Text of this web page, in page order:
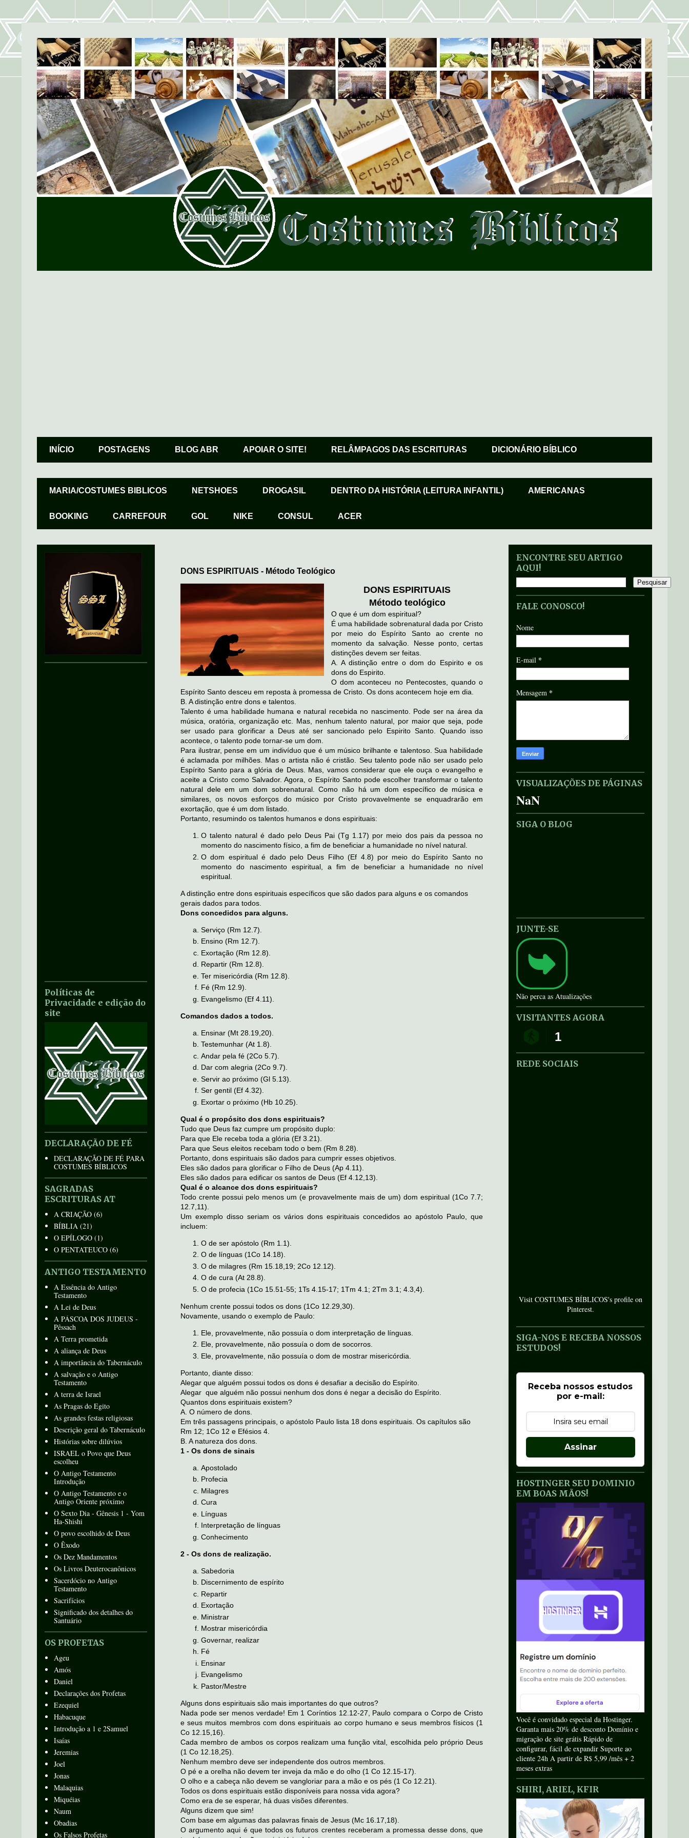
INÍCIO POSTAGENS BLOG ABR APOIAR O SITE! RELÂMPAGOS DAS ESCRITURAS DICIONÁRIO BÍBLICO
MARIA/COSTUMES BIBLICOS NETSHOES DROGASIL DENTRO DA HISTÓRIA (LEITURA INFANTIL) AMERICANAS
BOOKING CARREFOUR GOL NIKE CONSUL ACER
DONS ESPIRITUAIS - Método Teológico
DONS ESPIRITUAIS
Método teológico
O que é um dom espiritual?
É uma habilidade sobrenatural dada por Cristo
por meio do Espírito Santo ao crente no
momento da salvação. Nesse ponto, certas
distinções devem ser feitas.
A. A distinção entre o dom do Espirito e os
dons do Espirito.
O dom aconteceu no Pentecostes, quando o
Espírito Santo desceu em reposta à promessa de Cristo. Os dons acontecem hoje em dia.
B. A distinção entre dons e talentos.
Talento é uma habilidade humana e natural recebida no nascimento. Pode ser na área da
música, oratória, organização etc. Mas, nenhum talento natural, por maior que seja, pode
ser usado para glorificar a Deus até ser sancionado pelo Espirito Santo. Quando isso
acontece, o talento pode tornar-se um dom.
Para ilustrar, pense em um indivíduo que é um músico brilhante e talentoso. Sua habilidade
é aclamada por milhões. Mas o artista não é cristão. Seu talento pode não ser usado pelo
Espírito Santo para a glória de Deus. Mas, vamos considerar que ele ouça o evangelho e
aceite a Cristo como Salvador. Agora, o Espírito Santo pode escolher transformar o talento
natural dele em um dom sobrenatural. Como não há um dom específico de música e
similares, os novos esforços do músico por Cristo provavelmente se enquadrarão em
exortação, que é um dom listado.
Portanto, resumindo os talentos humanos e dons espirituais:
O talento natural é dado pelo Deus Pai (Tg 1.17) por meio dos pais da pessoa no
momento do nascimento físico, a fim de beneficiar a humanidade no nível natural.
O dom espiritual é dado pelo Deus Filho (Ef 4.8) por meio do Espírito Santo no
momento do nascimento espiritual, a fim de beneficiar a humanidade no nível
espiritual.
A distinção entre dons espirituais específicos que são dados para alguns e os comandos
gerais dados para todos.
Dons concedidos para alguns.
Serviço (Rm 12.7).
Ensino (Rm 12.7).
Exortação (Rm 12.8).
Repartir (Rm 12.8).
Ter misericórdia (Rm 12.8).
Fé (Rm 12.9).
Evangelismo (Ef 4.11).
Comandos dados a todos.
Ensinar (Mt 28.19,20).
Testemunhar (At 1.8).
Andar pela fé (2Co 5.7).
Dar com alegria (2Co 9.7).
Servir ao próximo (Gl 5.13).
Ser gentil (Ef 4.32).
Exortar o próximo (Hb 10.25).
Qual é o propósito dos dons espirituais?
Tudo que Deus faz cumpre um propósito duplo:
Para que Ele receba toda a glória (Ef 3.21).
Para que Seus eleitos recebam todo o bem (Rm 8.28).
Portanto, dons espirituais são dados para cumprir esses objetivos.
Eles são dados para glorificar o Filho de Deus (Ap 4.11).
Eles são dados para edificar os santos de Deus (Ef 4.12,13).
Qual é o alcance dos dons espirituais?
Todo crente possui pelo menos um (e provavelmente mais de um) dom espiritual (1Co 7.7;
12.7,11).
Um exemplo disso seriam os vários dons espirituais concedidos ao apóstolo Paulo, que
incluem:
O de ser apóstolo (Rm 1.1).
O de línguas (1Co 14.18).
O de milagres (Rm 15.18,19; 2Co 12.12).
O de cura (At 28.8).
O de profecia (1Co 15.51-55; 1Ts 4.15-17; 1Tm 4.1; 2Tm 3.1; 4.3,4).
Nenhum crente possui todos os dons (1Co 12.29,30).
Novamente, usando o exemplo de Paulo:
Ele, provavelmente, não possuía o dom interpretação de línguas.
Ele, provavelmente, não possuía o dom de socorros.
Ele, provavelmente, não possuía o dom de mostrar misericórdia.
Portanto, diante disso:
Alegar que alguém possui todos os dons é desafiar a decisão do Espírito.
Alegar que alguém não possui nenhum dos dons é negar a decisão do Espírito.
Quantos dons espirituais existem?
A. O número de dons.
Em três passagens principais, o apóstolo Paulo lista 18 dons espirituais. Os capítulos são
Rm 12; 1Co 12 e Efésios 4.
B. A natureza dos dons.
1 - Os dons de sinais
Apostolado
Profecia
Milagres
Cura
Línguas
Interpretação de línguas
Conhecimento
2 - Os dons de realização.
Sabedoria
Discernimento de espírito
Repartir
Exortação
Ministrar
Mostrar misericórdia
Governar, realizar
Fé
Ensinar
Evangelismo
Pastor/Mestre
Alguns dons espirituais são mais importantes do que outros?
Nada pode ser menos verdade! Em 1 Coríntios 12.12-27, Paulo compara o Corpo de Cristo
e seus muitos membros com dons espirituais ao corpo humano e seus membros físicos (1
Co 12.15,16).
Cada membro de ambos os corpos realizam uma função vital, escolhida pelo próprio Deus
(1 Co 12.18,25).
Nenhum membro deve ser independente dos outros membros.
O pé e a orelha não devem ter inveja da mão e do olho (1 Co 12.15-17).
O olho e a cabeça não devem se vangloriar para a mão e os pés (1 Co 12.21).
Todos os dons espirituais estão disponíveis para nossa vida agora?
Como era de se esperar, há duas visões diferentes.
Alguns dizem que sim!
Com base em algumas das palavras finais de Jesus (Mc 16.17,18).
O argumento aqui é que todos os futuros crentes receberam a promessa desse dons, que
Políticas de
Privacidade e edição do
site
DECLARAÇÃO DE FÉ
DECLARAÇÃO DE FÉ PARA
COSTUMES BÍBLICOS
SAGRADAS
ESCRITURAS AT
A CRIAÇÃO (6)
BÍBLIA (21)
O EPÍLOGO (1)
O PENTATEUCO (6)
ANTIGO TESTAMENTO
A Essência do Antigo
Testamento
A Lei de Deus
A PÁSCOA DOS JUDEUS -
Pêssach
A Terra prometida
A aliança de Deus
A importância do Tabernáculo
A salvação e o Antigo
Testamento
A terra de Israel
As Pragas do Egito
As grandes festas religiosas
Descrição geral do Tabernáculo
Histórias sobre dilúvios
ISRAEL o Povo que Deus
escolheu
O Antigo Testamento
Introdução
O Antigo Testamento e o
Antigo Oriente próximo
O Sexto Dia - Gênesis 1 - Yom
Ha-Shishi
O povo escolhido de Deus
O Êxodo
Os Dez Mandamentos
Os Livros Deuterocanônicos
Sacerdócio no Antigo
Testamento
Sacrifícios
Significado dos detalhes do
Santuário
OS PROFETAS
Ageu
Amós
Daniel
Declarações dos Profetas
Ezequiel
Habacuque
Introdução a 1 e 2Samuel
Isaías
Jeremias
Joel
Jonas
Malaquias
Miquéias
Naum
Obadias
Os Falsos Profetas
ENCONTRE SEU ARTIGO
AQUI!
FALE CONOSCO!
Nome
E-mail *
Mensagem *
VISUALIZAÇÕES DE PÁGINAS
NaN
SIGA O BLOG
JUNTE-SE
Não perca as Atualizações
VISITANTES AGORA
1
REDE SOCIAIS
Visit COSTUMES BÍBLICOS's profile on
Pinterest.
SIGA-NOS E RECEBA NOSSOS
ESTUDOS!
Receba nossos estudos
por e-mail:
Assinar
HOSTINGER SEU DOMINIO
EM BOAS MÃOS!
Você é convidado especial da Hostinger.
Garanta mais 20% de desconto Domínio e
migração de site grátis Rápido de
configurar, fácil de expandir Suporte ao
cliente 24h A partir de R$ 5,99 /mês + 2
meses extras
SHIRI, ARIEL, KFIR